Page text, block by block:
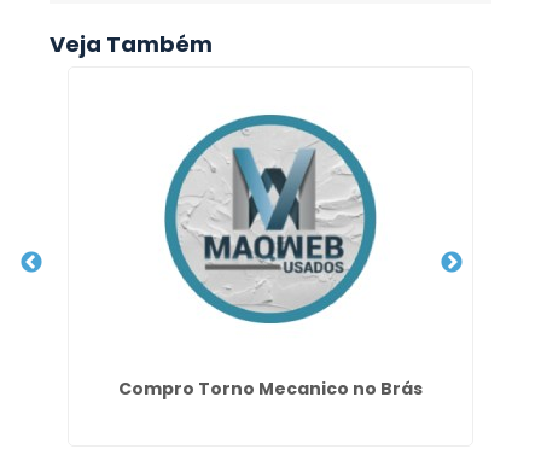
Veja Também
Compro Torno Mecanico no Brás